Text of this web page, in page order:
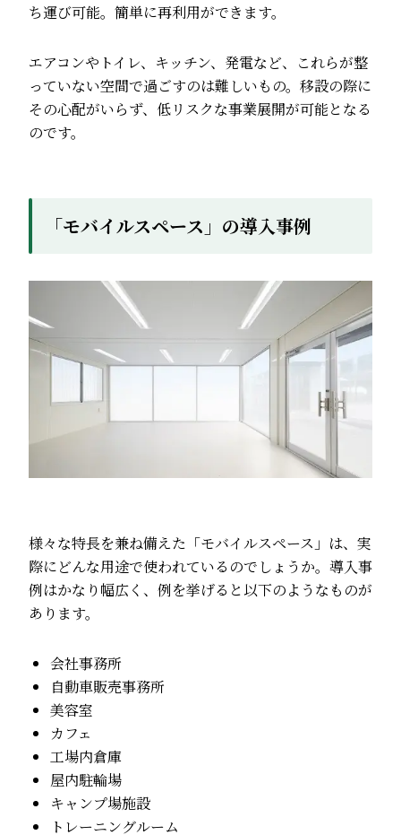
ち運び可能。簡単に再利用ができます。
エアコンやトイレ、キッチン、発電など、これらが整
っていない空間で過ごすのは難しいもの。移設の際に
その心配がいらず、低リスクな事業展開が可能となる
のです。
「モバイルスペース」の導入事例
様々な特長を兼ね備えた「モバイルスペース」は、実
際にどんな用途で使われているのでしょうか。導入事
例はかなり幅広く、例を挙げると以下のようなものが
あります。
会社事務所
自動車販売事務所
美容室
カフェ
工場内倉庫
屋内駐輪場
キャンプ場施設
トレーニングルーム